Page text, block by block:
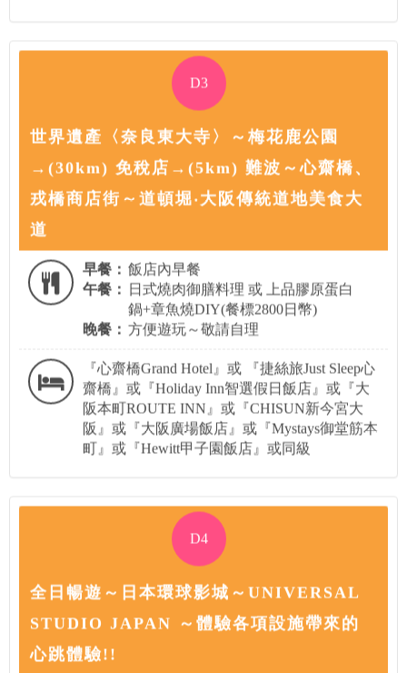
D3
世界遺產〈奈良東大寺〉～梅花鹿公園
→(30km) 免稅店→(5km) 難波～心齋橋、
戎橋商店街～道頓堀‧大阪傳統道地美食大
道
早餐： 飯店內早餐
午餐： 日式燒肉御膳料理 或 上品膠原蛋白
鍋+章魚燒DIY(餐標2800日幣)
晚餐： 方便遊玩～敬請自理
『心齋橋Grand Hotel』或 『捷絲旅Just Sleep心
齋橋』或『Holiday Inn智選假日飯店』或『大
阪本町ROUTE INN』或『CHISUN新今宮大
阪』或『大阪廣場飯店』或『Mystays御堂筋本
町』或『Hewitt甲子園飯店』或同級
D4
全日暢遊～日本環球影城～UNIVERSAL
STUDIO JAPAN ～體驗各項設施帶來的
心跳體驗!!